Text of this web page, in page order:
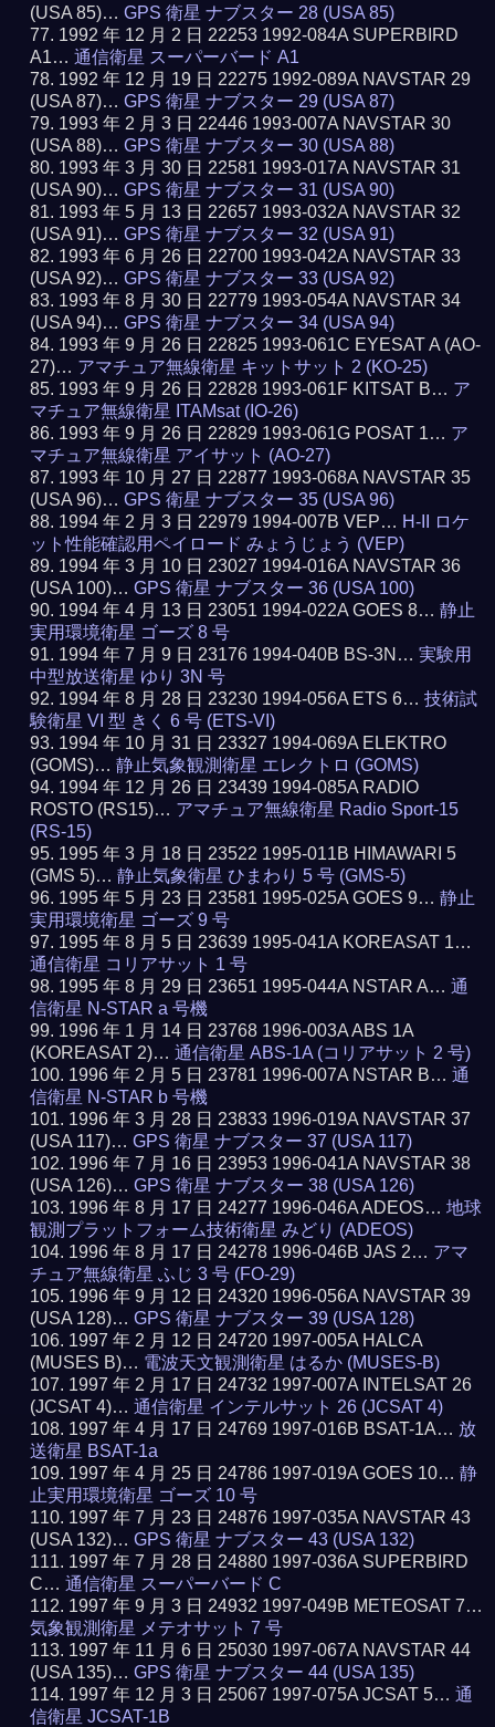
(USA 85)…GPS 衛星 ナブスター 28 (USA 85)
1992 年 12 月 2 日 22253 1992-084A SUPERBIRD
A1…通信衛星 スーパーバード A1
1992 年 12 月 19 日 22275 1992-089A NAVSTAR 29
(USA 87)…GPS 衛星 ナブスター 29 (USA 87)
1993 年 2 月 3 日 22446 1993-007A NAVSTAR 30
(USA 88)…GPS 衛星 ナブスター 30 (USA 88)
1993 年 3 月 30 日 22581 1993-017A NAVSTAR 31
(USA 90)…GPS 衛星 ナブスター 31 (USA 90)
1993 年 5 月 13 日 22657 1993-032A NAVSTAR 32
(USA 91)…GPS 衛星 ナブスター 32 (USA 91)
1993 年 6 月 26 日 22700 1993-042A NAVSTAR 33
(USA 92)…GPS 衛星 ナブスター 33 (USA 92)
1993 年 8 月 30 日 22779 1993-054A NAVSTAR 34
(USA 94)…GPS 衛星 ナブスター 34 (USA 94)
1993 年 9 月 26 日 22825 1993-061C EYESAT A (AO-
27)… アマチュア無線衛星 キットサット 2 (KO-25)
1993 年 9 月 26 日 22828 1993-061F KITSAT B… ア
マチュア無線衛星 ITAMsat (IO-26)
1993 年 9 月 26 日 22829 1993-061G POSAT 1… ア
マチュア無線衛星 アイサット (AO-27)
1993 年 10 月 27 日 22877 1993-068A NAVSTAR 35
(USA 96)…GPS 衛星 ナブスター 35 (USA 96)
1994 年 2 月 3 日 22979 1994-007B VEP… H-II ロケ
ット性能確認用ペイロード みょうじょう (VEP)
1994 年 3 月 10 日 23027 1994-016A NAVSTAR 36
(USA 100)…GPS 衛星 ナブスター 36 (USA 100)
1994 年 4 月 13 日 23051 1994-022A GOES 8…静止
実用環境衛星 ゴーズ 8 号
1994 年 7 月 9 日 23176 1994-040B BS-3N…実験用
中型放送衛星 ゆり 3N 号
1994 年 8 月 28 日 23230 1994-056A ETS 6…技術試
験衛星 VI 型 きく 6 号 (ETS-VI)
1994 年 10 月 31 日 23327 1994-069A ELEKTRO
(GOMS)…静止気象観測衛星 エレクトロ (GOMS)
1994 年 12 月 26 日 23439 1994-085A RADIO
ROSTO (RS15)… アマチュア無線衛星 Radio Sport-15
(RS-15)
1995 年 3 月 18 日 23522 1995-011B HIMAWARI 5
(GMS 5)…静止気象衛星 ひまわり 5 号 (GMS-5)
1995 年 5 月 23 日 23581 1995-025A GOES 9…静止
実用環境衛星 ゴーズ 9 号
1995 年 8 月 5 日 23639 1995-041A KOREASAT 1…
通信衛星 コリアサット 1 号
1995 年 8 月 29 日 23651 1995-044A NSTAR A…通
信衛星 N-STAR a 号機
1996 年 1 月 14 日 23768 1996-003A ABS 1A
(KOREASAT 2)…通信衛星 ABS-1A (コリアサット 2 号)
1996 年 2 月 5 日 23781 1996-007A NSTAR B…通
信衛星 N-STAR b 号機
1996 年 3 月 28 日 23833 1996-019A NAVSTAR 37
(USA 117)…GPS 衛星 ナブスター 37 (USA 117)
1996 年 7 月 16 日 23953 1996-041A NAVSTAR 38
(USA 126)…GPS 衛星 ナブスター 38 (USA 126)
1996 年 8 月 17 日 24277 1996-046A ADEOS…地球
観測プラットフォーム技術衛星 みどり (ADEOS)
1996 年 8 月 17 日 24278 1996-046B JAS 2… アマ
チュア無線衛星 ふじ 3 号 (FO-29)
1996 年 9 月 12 日 24320 1996-056A NAVSTAR 39
(USA 128)…GPS 衛星 ナブスター 39 (USA 128)
1997 年 2 月 12 日 24720 1997-005A HALCA
(MUSES B)… 電波天文観測衛星 はるか (MUSES-B)
1997 年 2 月 17 日 24732 1997-007A INTELSAT 26
(JCSAT 4)…通信衛星 インテルサット 26 (JCSAT 4)
1997 年 4 月 17 日 24769 1997-016B BSAT-1A… 放
送衛星 BSAT-1a
1997 年 4 月 25 日 24786 1997-019A GOES 10…静
止実用環境衛星 ゴーズ 10 号
1997 年 7 月 23 日 24876 1997-035A NAVSTAR 43
(USA 132)…GPS 衛星 ナブスター 43 (USA 132)
1997 年 7 月 28 日 24880 1997-036A SUPERBIRD
C…通信衛星 スーパーバード C
1997 年 9 月 3 日 24932 1997-049B METEOSAT 7…
気象観測衛星 メテオサット 7 号
1997 年 11 月 6 日 25030 1997-067A NAVSTAR 44
(USA 135)…GPS 衛星 ナブスター 44 (USA 135)
1997 年 12 月 3 日 25067 1997-075A JCSAT 5…通
信衛星 JCSAT-1B